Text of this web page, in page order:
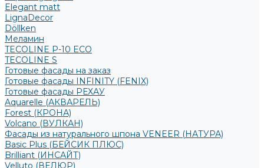
Elegant matt
LignaDecor
Döllken
Меламин
TECOLINE P-10 ECO
TECOLINE S
Готовые фасады на заказ
Готовые фасады INFINITY (FENIX)
Готовые фасады РЕХАУ
Aquarelle (АКВАРЕЛЬ)
Forest (КРОНА)
Volcano (ВУЛКАН)
Фасады из натурального шпона VENEER (НАТУРА)
Basic Plus (БЕЙСИК ПЛЮС)
Brilliant (ИНСАЙТ)
Velluto (ВЕЛЮР)